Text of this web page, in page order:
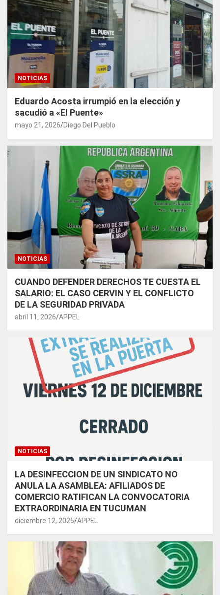
NOTICIAS
Eduardo Acosta irrumpió en la elección y
sacudió a «El Puente»
mayo 21, 2026 Diego Del Pueblo
NOTICIAS
CUANDO DEFENDER DERECHOS TE CUESTA EL
SALARIO: EL CASO CERVIN Y EL CONFLICTO
DE LA SEGURIDAD PRIVADA
abril 11, 2026 APPEL
NOTICIAS
LA DESINFECCION DE UN SINDICATO NO
ANULA LA ASAMBLEA: AFILIADOS DE
COMERCIO RATIFICAN LA CONVOCATORIA
EXTRAORDINARIA EN TUCUMAN
diciembre 12, 2025 APPEL